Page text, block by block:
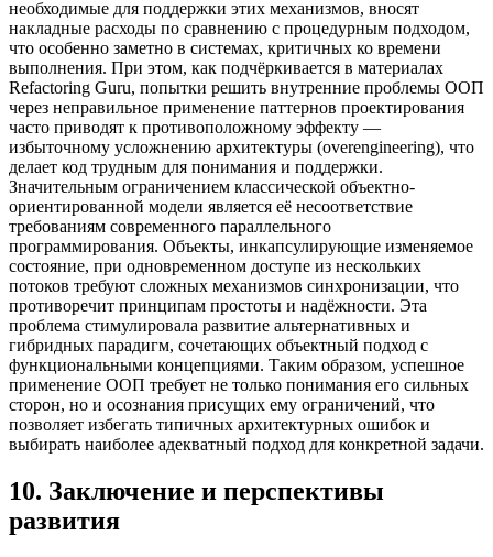
необходимые для поддержки этих механизмов, вносят
накладные расходы по сравнению с процедурным подходом,
что особенно заметно в системах, критичных ко времени
выполнения. При этом, как подчёркивается в материалах
Refactoring Guru, попытки решить внутренние проблемы ООП
через неправильное применение паттернов проектирования
часто приводят к противоположному эффекту —
избыточному усложнению архитектуры (overengineering), что
делает код трудным для понимания и поддержки.
Значительным ограничением классической объектно-
ориентированной модели является её несоответствие
требованиям современного параллельного
программирования. Объекты, инкапсулирующие изменяемое
состояние, при одновременном доступе из нескольких
потоков требуют сложных механизмов синхронизации, что
противоречит принципам простоты и надёжности. Эта
проблема стимулировала развитие альтернативных и
гибридных парадигм, сочетающих объектный подход с
функциональными концепциями. Таким образом, успешное
применение ООП требует не только понимания его сильных
сторон, но и осознания присущих ему ограничений, что
позволяет избегать типичных архитектурных ошибок и
выбирать наиболее адекватный подход для конкретной задачи.
10. Заключение и перспективы
развития